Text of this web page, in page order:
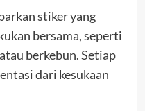
stiker yang
bersama, seperti
berkebun. Setiap
dari kesukaan